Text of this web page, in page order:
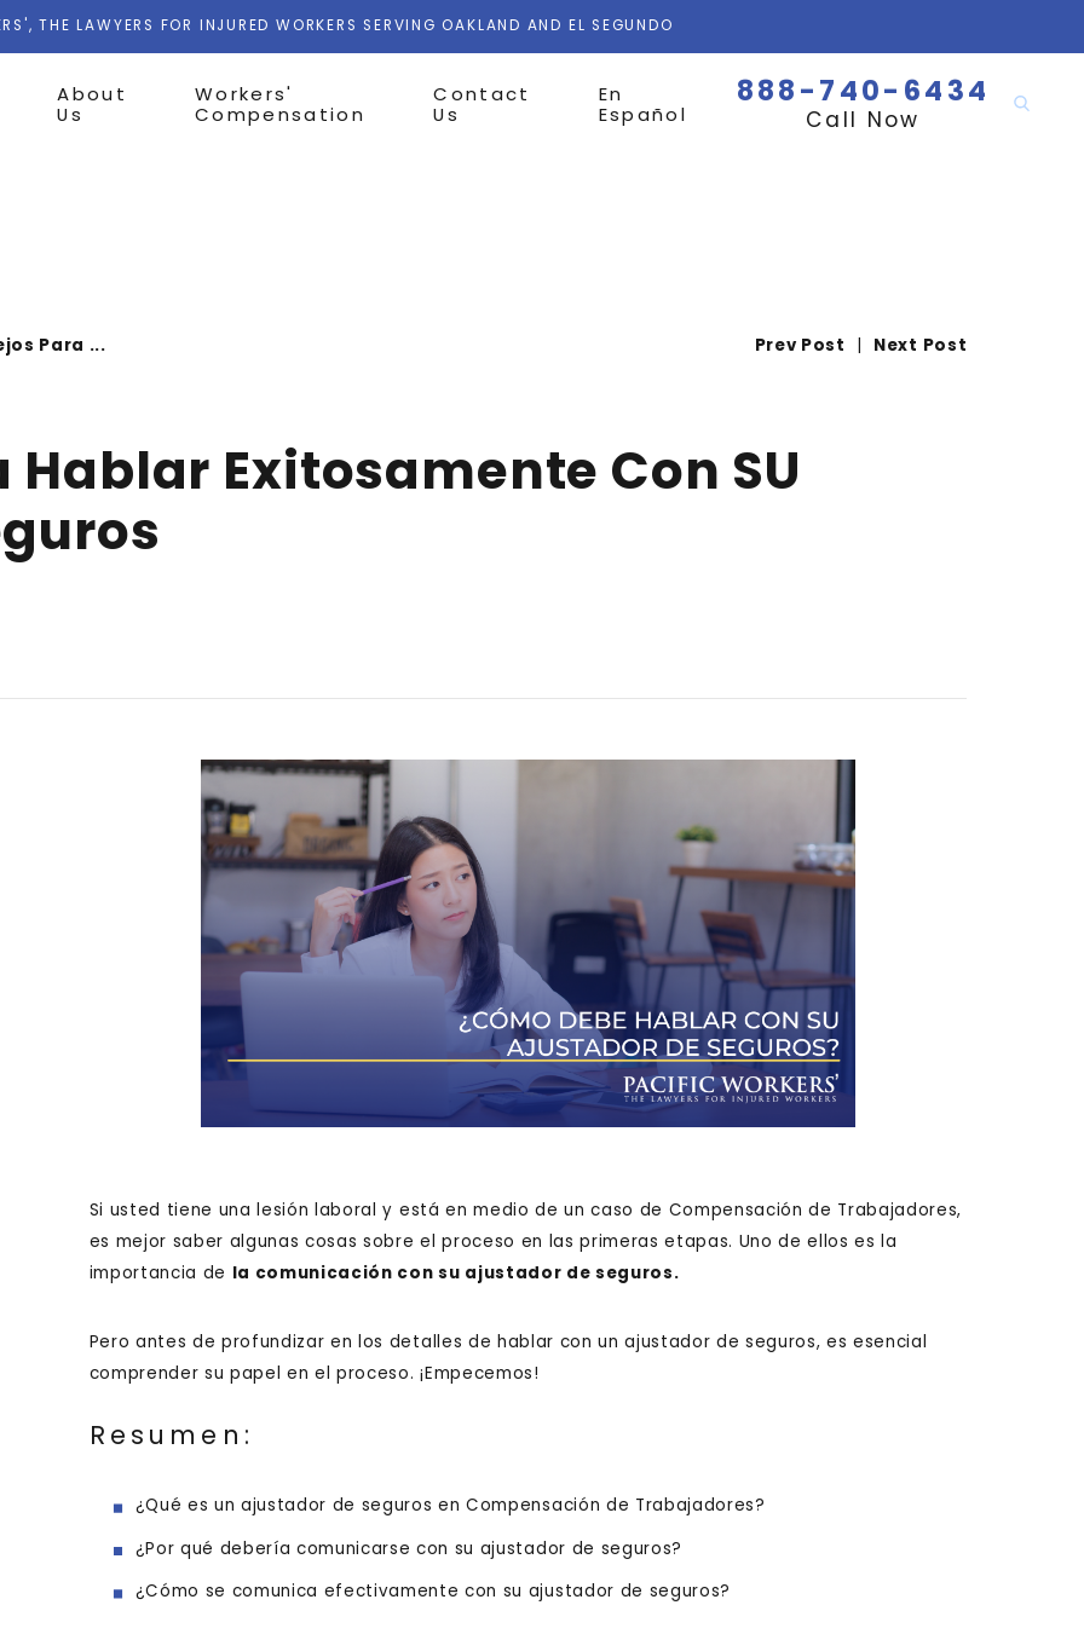
THE LAWYERS FOR INJURED WORKERS SERVING OAKLAND AND EL SEGUNDO
About
Us
Workers'
Compensation
Contact
Us
En
Español
888-740-6434
Call Now
Para ... Prev Post | Next Post
Hablar Exitosamente Con SU
Si usted tiene una lesión laboral y está en medio de un caso de Compensación de Trabajadores,
es mejor saber algunas cosas sobre el proceso en las primeras etapas. Uno de ellos es la
importancia de la comunicación con su ajustador de seguros.
Pero antes de profundizar en los detalles de hablar con un ajustador de seguros, es esencial
comprender su papel en el proceso. ¡Empecemos!
Resumen:
¿Qué es un ajustador de seguros en Compensación de Trabajadores?
¿Por qué debería comunicarse con su ajustador de seguros?
¿Cómo se comunica efectivamente con su ajustador de seguros?